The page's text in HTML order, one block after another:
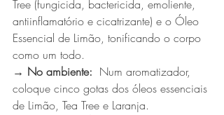
Tree (fungicida, bactericida, emoliente,
antiinflamatório e cicatrizante) e o Óleo
Essencial de Limão, tonificando o corpo
como um todo.
→ No ambiente:
  Num aromatizador,
coloque cinco gotas dos óleos essenciais
de Limão, Tea Tree e Laranja.